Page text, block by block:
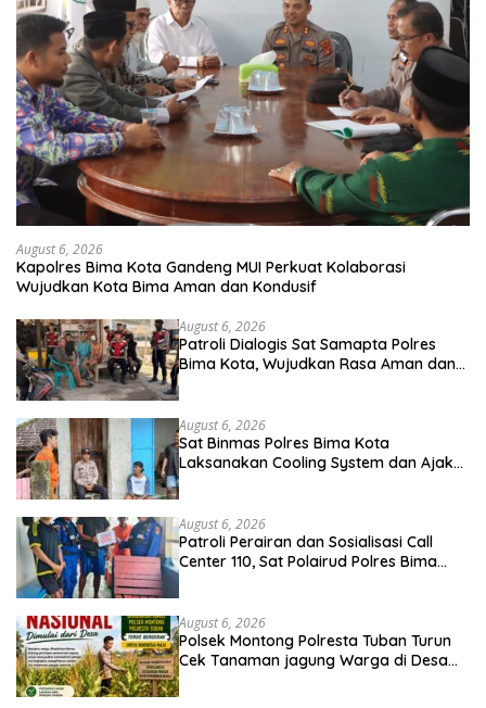
August 6, 2026
Kapolres Bima Kota Gandeng MUI Perkuat Kolaborasi
Wujudkan Kota Bima Aman dan Kondusif
August 6, 2026
Patroli Dialogis Sat Samapta Polres
Bima Kota, Wujudkan Rasa Aman dan
August 6, 2026
Sat Binmas Polres Bima Kota
Laksanakan Cooling System dan Ajak
August 6, 2026
Patroli Perairan dan Sosialisasi Call
Center 110, Sat Polairud Polres Bima
August 6, 2026
Polsek Montong Polresta Tuban Turun
Cek Tanaman jagung Warga di Desa